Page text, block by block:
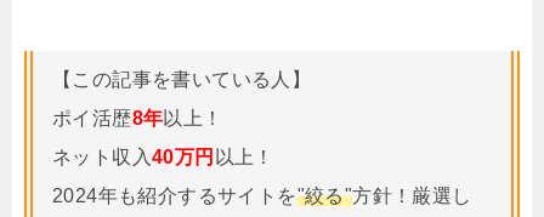
【この記事を書いている人】
ポイ活歴8年以上！
ネット収入40万円 以上！
2024年も紹介するサイトを"絞る"方針！厳選し